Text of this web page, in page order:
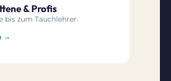
& Profis
bis zum Tauchlehrer.
→